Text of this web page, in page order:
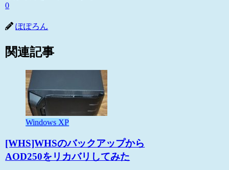
0
ぽぽろん
関連記事
Windows XP
[WHS]WHSのバックアップから
AOD250をリカバリしてみた